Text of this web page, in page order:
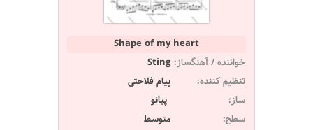
Shape of my heart
خواننده / آهنگساز: Sting
تنظیم کننده:
پیام فلاحتی
ساز:
پیانو
سطح:
متوسط